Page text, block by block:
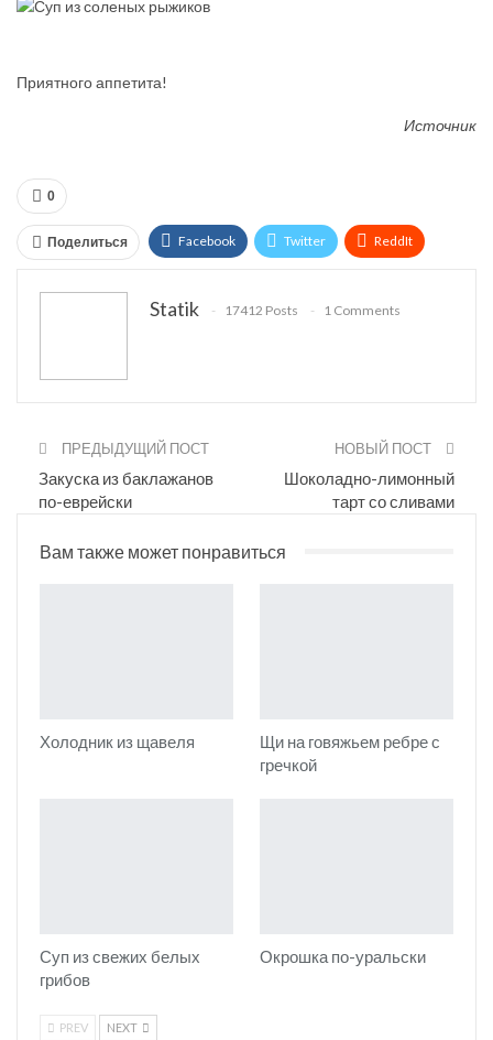
Приятного аппетита!
Источник
0
Поделиться Facebook Twitter ReddIt
Statik 17412 Posts 1 Comments
ПРЕДЫДУЩИЙ ПОСТ
Закуска из баклажанов
по-еврейски
НОВЫЙ ПОСТ
Шоколадно-лимонный
тарт со сливами
Вам также может понравиться
Холодник из щавеля
Щи на говяжьем ребре с
гречкой
Суп из свежих белых
грибов
Окрошка по-уральски
PREV NEXT